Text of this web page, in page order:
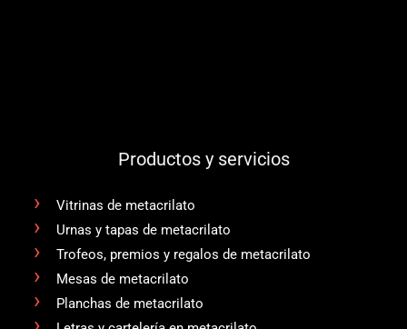
Productos y servicios
Vitrinas de metacrilato
Urnas y tapas de metacrilato
Trofeos, premios y regalos de metacrilato
Mesas de metacrilato
Planchas de metacrilato